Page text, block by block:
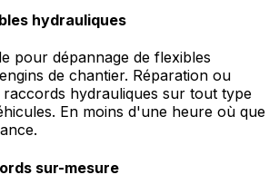
hydrauliques
pour dépannage de flexibles
de chantier. Réparation ou
raccords hydrauliques sur tout type
En moins d'une heure où que
sur-mesure